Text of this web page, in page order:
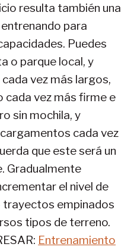
resulta también una
para
Puedes
o parque local, y
vez más largos,
cada vez más firme e
sin mochila, y
cada vez
que este será un
Gradualmente
el nivel de
trayectos empinados
tipos de terreno.
Entrenamiento